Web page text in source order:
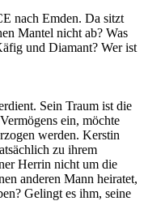
nach Emden. Da sitzt
Mantel nicht ab? Was
und Diamant? Wer ist
Sein Traum ist die
ein, möchte
werden. Kerstin
zu ihrem
Herrin nicht um die
anderen Mann heiratet,
Gelingt es ihm, seine